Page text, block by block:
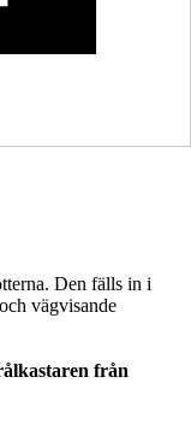
Den fälls in i
vägvisande
från